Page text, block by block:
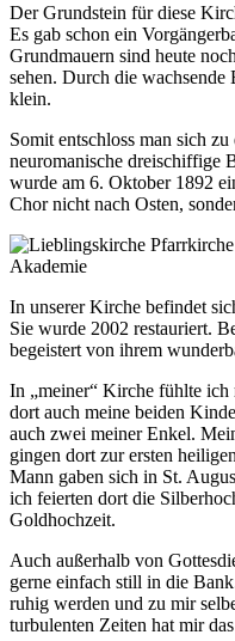
Der Grundstein für diese
Es gab schon ein
Grundmauern sind heute
sehen. Durch die
klein.
Somit entschloss man sich
neuromanische dreischiffige
wurde am 6. Oktober 1892
Chor nicht nach Osten,
In unserer Kirche befindet
Sie wurde 2002 restauriert.
begeistert von ihrem
In „meiner“ Kirche fühlte ich
dort auch meine beiden
auch zwei meiner Enkel.
gingen dort zur ersten
Mann gaben sich in St.
ich feierten dort die
Goldhochzeit.
Auch außerhalb von
gerne einfach still in die
ruhig werden und zu mir
turbulenten Zeiten hat mir